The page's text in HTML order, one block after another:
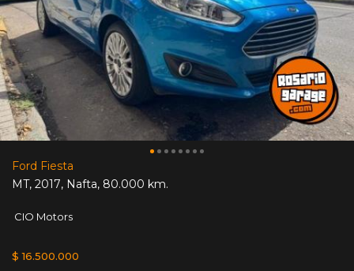
Ford Fiesta
MT, 2017, Nafta, 80.000 km.
CIO Motors
$ 16.500.000